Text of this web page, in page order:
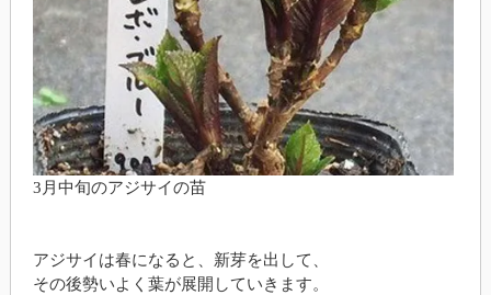
3月中旬のアジサイの苗
アジサイは春になると、新芽を出して、
その後勢いよく葉が展開していきます。